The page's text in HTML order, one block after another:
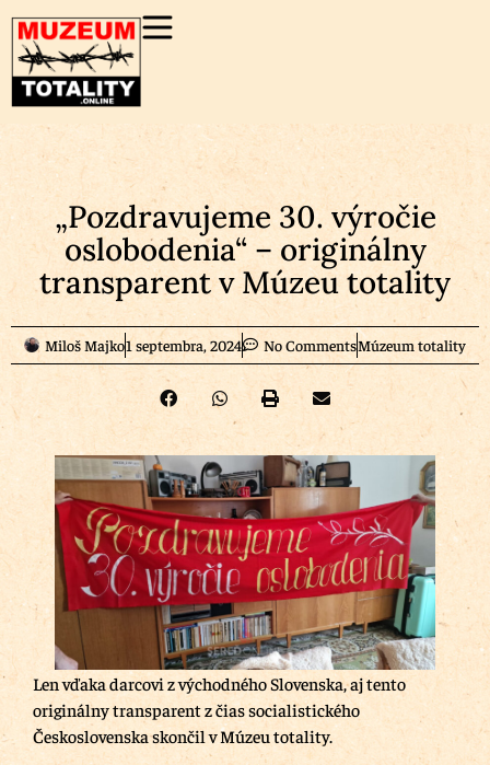
„Pozdravujeme 30. výročie
oslobodenia“ – originálny
transparent v Múzeu totality
Miloš Majko1 septembra, 2024 No CommentsMúzeum totality
Len vďaka darcovi z východného Slovenska, aj tento
originálny transparent z čias socialistického
Československa skončil v Múzeu totality.